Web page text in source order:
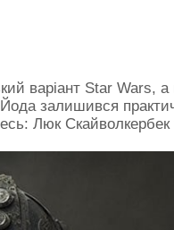
варіант Star Wars,
залишився
Люк Скайволкербек